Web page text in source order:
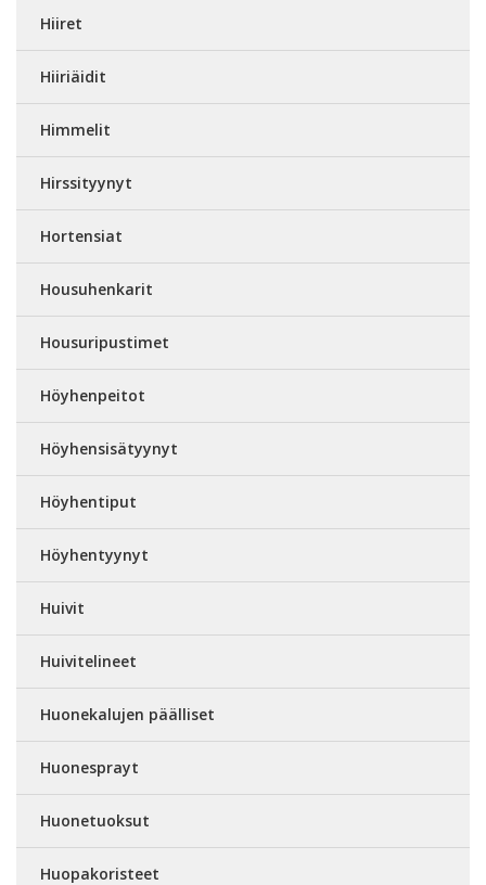
Hiiret
Hiiriäidit
Himmelit
Hirssityynyt
Hortensiat
Housuhenkarit
Housuripustimet
Höyhenpeitot
Höyhensisätyynyt
Höyhentiput
Höyhentyynyt
Huivit
Huivitelineet
Huonekalujen päälliset
Huonesprayt
Huonetuoksut
Huopakoristeet